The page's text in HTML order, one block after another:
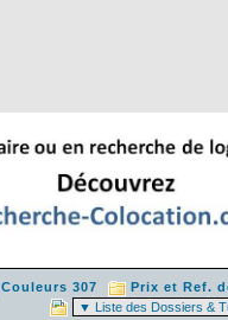
Couleurs 307 Prix et Ref.